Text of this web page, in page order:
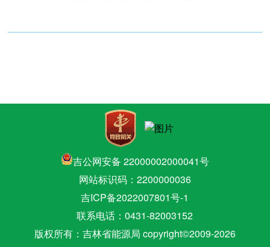
吉公网安备 22000002000041号
网站标识码：2200000036
吉ICP备2022007801号-1
联系电话：0431-82003152
版权所有：吉林省能源局 copyright©2009-2026